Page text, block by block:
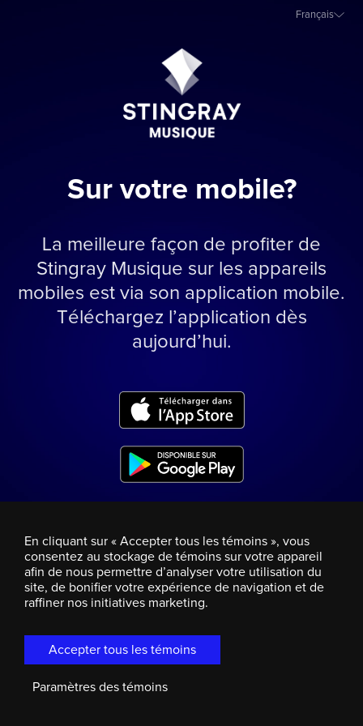
Français
Sur votre mobile?
La meilleure façon de profiter de
Stingray Musique sur les appareils
mobiles est via son application mobile.
Téléchargez l’application dès
aujourd’hui.
En cliquant sur « Accepter tous les témoins », vous
consentez au stockage de témoins sur votre appareil
afin de nous permettre d’analyser votre utilisation du
site, de bonifier votre expérience de navigation et de
raffiner nos initiatives marketing.
Accepter tous les témoins
Paramètres des témoins